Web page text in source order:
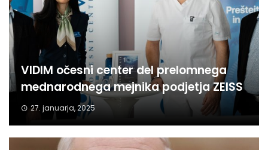
VIDIM očesni center del prelomnega
mednarodnega mejnika podjetja ZEISS
27. januarja, 2025